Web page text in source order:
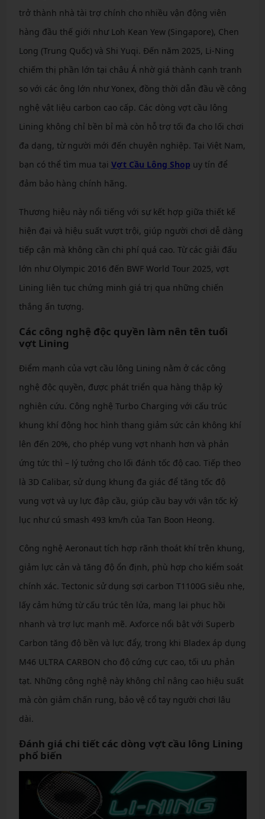
trở thành nhà tài trợ chính cho nhiều vận động viên
hàng đầu thế giới như Loh Kean Yew (Singapore), Chen
Long (Trung Quốc) và Shi Yuqi. Đến năm 2025, Li-Ning
chiếm thị phần lớn tại châu Á nhờ giá thành cạnh tranh
so với các ông lớn như Yonex, đồng thời dẫn đầu về công
nghệ vật liệu carbon cao cấp. Các dòng vợt cầu lông
Lining không chỉ bền bỉ mà còn hỗ trợ tối đa cho lối chơi
đa dạng, từ người mới đến chuyên nghiệp. Tại Việt Nam,
bạn có thể tìm mua tại Vợt Cầu Lông Shop uy tín để
đảm bảo hàng chính hãng.
Thương hiệu này nổi tiếng với sự kết hợp giữa thiết kế
hiện đại và hiệu suất vượt trội, giúp người chơi dễ dàng
tiếp cận mà không cần chi phí quá cao. Từ các giải đấu
lớn như Olympic 2016 đến BWF World Tour 2025, vợt
Lining liên tục chứng minh giá trị qua những chiến
thắng ấn tượng.
Các công nghệ độc quyền làm nên tên tuổi
vợt Lining
Điểm mạnh của vợt cầu lông Lining nằm ở các công
nghệ độc quyền, được phát triển qua hàng thập kỷ
nghiên cứu. Công nghệ Turbo Charging với cấu trúc
khung khí động học hình thang giảm sức cản không khí
lên đến 20%, cho phép vung vợt nhanh hơn và phản
ứng tức thì – lý tưởng cho lối đánh tốc độ cao. Tiếp theo
là 3D Calibar, sử dụng khung đa giác để tăng tốc độ
vung vợt và uy lực đập cầu, giúp cầu bay với vận tốc kỷ
lục như cú smash 493 km/h của Tan Boon Heong.
Công nghệ Aeronaut tích hợp rãnh thoát khí trên khung,
giảm lực cản và tăng độ ổn định, phù hợp cho kiểm soát
chính xác. Tectonic sử dụng sợi carbon T1100G siêu nhẹ,
lấy cảm hứng từ cấu trúc tên lửa, mang lại phục hồi
nhanh và trợ lực mạnh mẽ. Axforce nổi bật với Superb
Carbon tăng độ bền và lực đẩy, trong khi Bladex áp dụng
M46 ULTRA CARBON cho độ cứng cực cao, tối ưu phản
tạt. Những công nghệ này không chỉ nâng cao hiệu suất
mà còn giảm chấn rung, bảo vệ cổ tay người chơi lâu
dài.
Đánh giá chi tiết các dòng vợt cầu lông Lining
phổ biến